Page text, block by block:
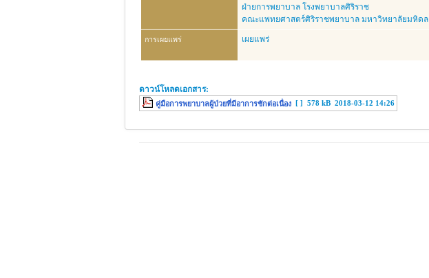
ฝ่ายการพยาบาล โรงพยาบาลศิริราช
คณะแพทยศาสตร์ศิริราชพยาบาล มหาวิทยาลัยมหิดล
การเผยแพร่ เผยแพร่
ดาวน์โหลดเอกสาร:
คู่มือการพยาบาลผู้ป่วยที่มีอาการชักต่อเนื่อง [ ] 578 kB 2018-03-12 14:26